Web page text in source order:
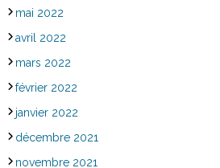
mai 2022
avril 2022
mars 2022
février 2022
janvier 2022
décembre 2021
novembre 2021